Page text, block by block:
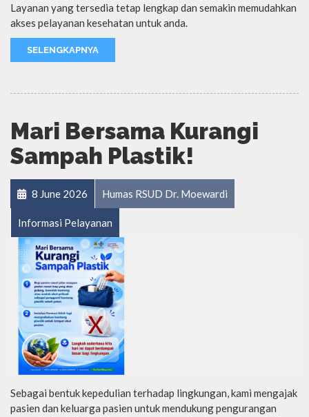
Layanan yang tersedia tetap lengkap dan semakin memudahkan
akses pelayanan kesehatan untuk anda.
SELENGKAPNYA
Mari Bersama Kurangi
Sampah Plastik!
8 June 2026 Humas RSUD Dr. Moewardi
Informasi Pelayanan
Sebagai bentuk kepedulian terhadap lingkungan, kami mengajak
pasien dan keluarga pasien untuk mendukung pengurangan